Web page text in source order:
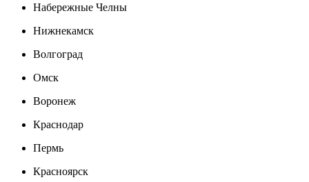
Набережные Челны
Нижнекамск
Волгоград
Омск
Воронеж
Краснодар
Пермь
Красноярск